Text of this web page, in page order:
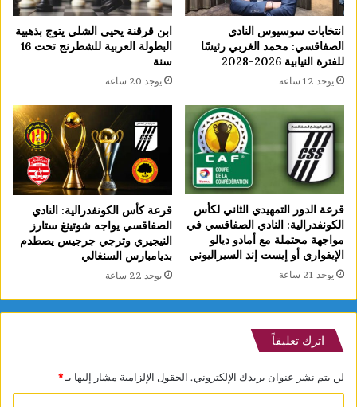
انتخابات سوسيوس النادي
الصفاقسي: محمد الغربي رئيسًا
للفترة النيابية 2026-2028
يوجد 12 ساعة
ابن قرقنة يحيى الشلي يتوج بذهبية
البطولة العربية للشطرنج تحت 16
سنة
يوجد 20 ساعة
قرعة الدور التمهيدي الثاني لكأس
الكونفدرالية: النادي الصفاقسي في
مواجهة محتملة مع أمادو ديالو
الإيفواري أو إيست إند السيراليوني
يوجد 21 ساعة
قرعة كأس الكونفدرالية: النادي
الصفاقسي يواجه شوتينغ ستارز
النيجيري وترجي جرجيس يصطدم
بديامبارس السنغالي
يوجد 22 ساعة
اترك تعليقاً
لن يتم نشر عنوان بريدك الإلكتروني. الحقول الإلزامية مشار إليها بـ*